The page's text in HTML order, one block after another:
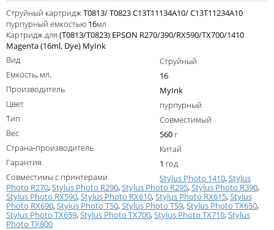
Kyocera
Lexmark
OKI
Panasonic
Ricoh
Toshiba
Xerox
Для франкировальной машины
Ленточные картриджи
Струйный картридж T0813/ T0823 C13T11134A10/ C13T11234A10
пурпурный емкостью 16мл
Картридж для (T0813/T0823) EPSON R270/390/RX590/TX700/1410
Magenta (16ml, Dye) MyInk
Вид
Струйный
Емкость, мл.
16
Производитель
MyInk
Цвет
пурпурный
Тип
Совместимый
Вес
560 г
Страна-производитель
Китай
Гарантия
1 год
Совместимы с принтерами
Stylus Photo 1410,Stylus
Photo R270,Stylus Photo R290,Stylus Photo R295,Stylus Photo R390,
Stylus Photo RX590,Stylus Photo RX610,Stylus Photo RX615,Stylus
Photo RX690,Stylus Photo T50,Stylus Photo T59,Stylus Photo TX650,
Stylus Photo TX659,Stylus Photo TX700,Stylus Photo TX710,Stylus
Photo TX800